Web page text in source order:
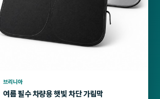
브리니아
여름 필수 차량용 햇빛 차단 가림막